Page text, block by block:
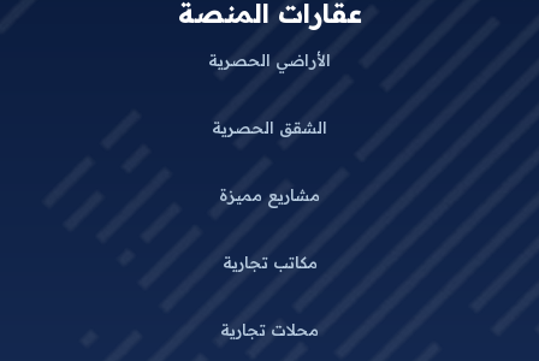
عقارات المنصة
الأراضي الحصرية
الشقق الحصرية
مشاريع مميزة
مكاتب تجارية
محلات تجارية